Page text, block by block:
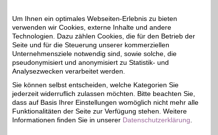
Zum Partnerprofil
2%
ALTERNATE
Hardware, Software,
und vieles mehr - das ist
die Welt von ALTERNATE.
Der BSW-Partner vertreibt
ein riesiges Sortiment von
mehr als 85.000
Produkten zu günstigen
Um Ihnen ein optimales Webseiten-Erlebnis zu bieten
verwenden wir Cookies, externe Inhalte und andere
Technologien. Dazu zählen Cookies, die für den Betrieb der
Seite und für die Steuerung unserer kommerziellen
Unternehmensziele notwendig sind, sowie solche, die
pseudonymisiert und anonymisiert zu Statistik- und
Analysezwecken verarbeitet werden.
Sie können selbst entscheiden, welche Kategorien Sie
jederzeit widerruflich zulassen möchten. Bitte beachten Sie,
dass auf Basis Ihrer Einstellungen womöglich nicht mehr alle
Funktionalitäten der Seite zur Verfügung stehen. Weitere
Informationen finden Sie in unserer Datenschutzerklärung